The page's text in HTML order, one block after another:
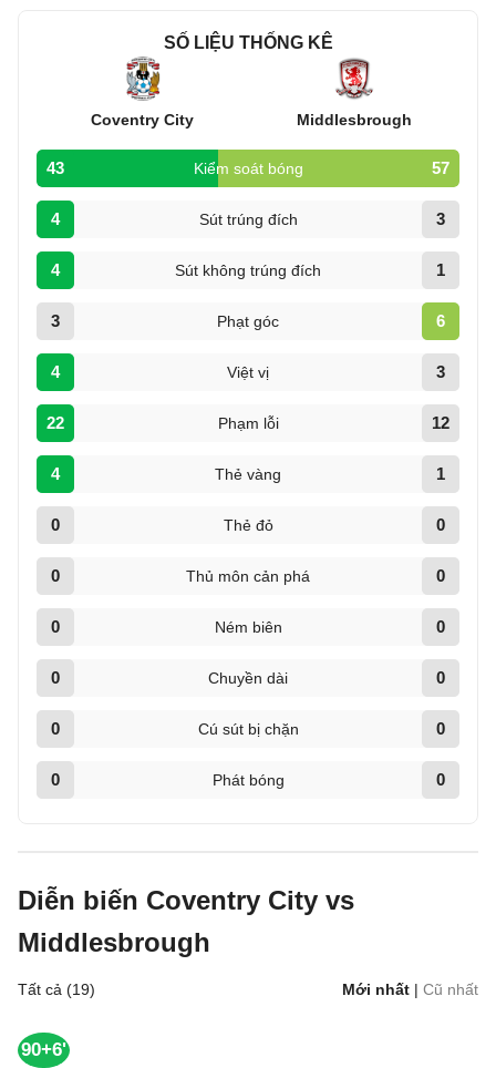
SỐ LIỆU THỐNG KÊ
Coventry City Middlesbrough
43 Kiểm soát bóng 57
4 Sút trúng đích 3
4 Sút không trúng đích 1
3 Phạt góc 6
4 Việt vị 3
22 Phạm lỗi 12
4 Thẻ vàng 1
0 Thẻ đỏ 0
0 Thủ môn cản phá 0
0 Ném biên 0
0 Chuyền dài 0
0 Cú sút bị chặn 0
0 Phát bóng 0
Diễn biến Coventry City vs
Middlesbrough
Tất cả (19) Mới nhất | Cũ nhất
90+6'